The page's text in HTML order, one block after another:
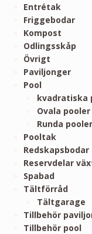
Entrétak
Friggebodar
Kompost
Odlingsskåp
Övrigt
Paviljonger
Pool
kvadratiska
Ovala pooler
Runda pooler
Pooltak
Redskapsbodar
Reservdelar
Spabad
Tältförråd
Tältgarage
Tillbehör
Tillbehör pool